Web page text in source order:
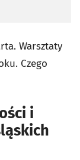
Warsztaty
Czego
i